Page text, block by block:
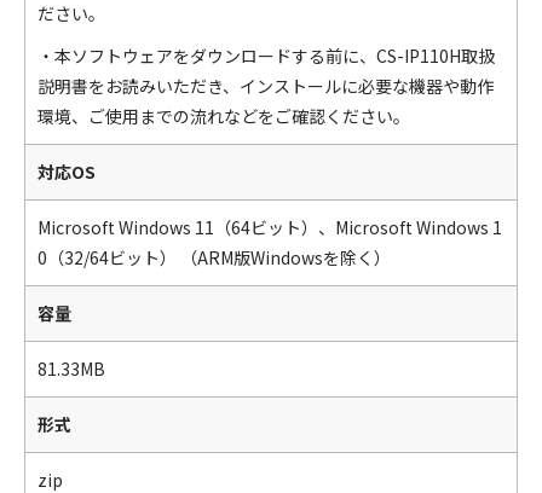
ださい。
・本ソフトウェアをダウンロードする前に、CS-IP110H取扱
説明書をお読みいただき、インストールに必要な機器や動作
環境、ご使用までの流れなどをご確認ください。
対応OS
Microsoft Windows 11（64ビット）、Microsoft Windows 1
0（32/64ビット） （ARM版Windowsを除く）
容量
81.33MB
形式
zip